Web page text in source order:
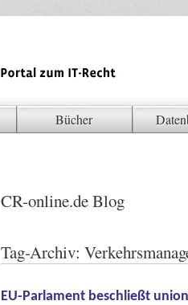
Bücher
CR-online.de Blog
Tag-Archiv:
EU-Parlament beschließt